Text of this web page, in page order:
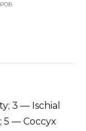
3 — Ischial
5 — Coccyx